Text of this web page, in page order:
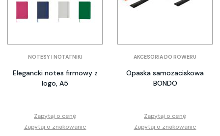
NOTESY I NOTATNIKI
Elegancki notes firmowy z
logo, A5
Zapytaj o cenę
Zapytaj o znakowanie
AKCESORIA DO ROWERU
Opaska samozaciskowa
BONDO
Zapytaj o cenę
Zapytaj o znakowanie